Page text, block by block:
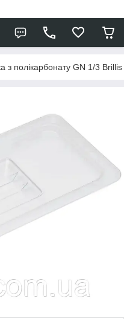
з полікарбонату GN 1/3